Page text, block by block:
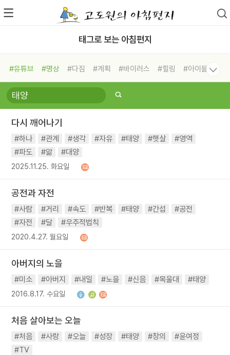
태그로 보는 아침편지
#유튜브 #명상 #다짐 #계획 #바이러스 #힐링
#아이들
#비전캠프
#독서캠프 #삶
#희망
#나눔 #친구 #링컨학교
#독서
#건강
다시 깨어나기
#하나 #관계 #생각 #자유 #태양 #햇살
#영역
#파도
#앎 #대양
2025.11.25. 화요일
공전과 자전
#사람 #거리 #속도 #반복 #태양 #간섭
#공전
#자전
#달 #우주적법칙
2020.4.27. 월요일
아버지의 노을
#미소 #아버지 #내일 #노을 #신음 #목울대 #태양
2016.8.17. 수요일
처음 살아보는 오늘
#처음 #사랑 #오늘 #성장 #태양 #창의
#윤여정
#TV